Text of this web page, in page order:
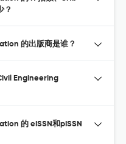
？
的出版商是谁？
Engineering
的 eISSN和pISSN